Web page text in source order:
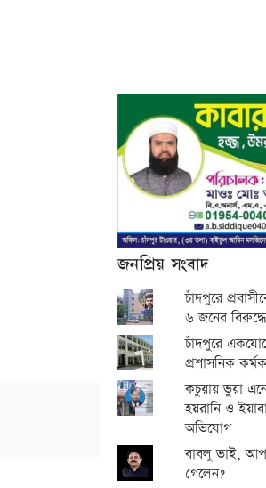
জনপ্রিয় সংবাদ
চাঁদপুরে
৬ জনের
চাঁদপুরে
প্রশাসনিক
কচুয়ায় ভুয়া
হয়রানি ও
অভিযোগ
বাবলু ভাই,
গেলেন?